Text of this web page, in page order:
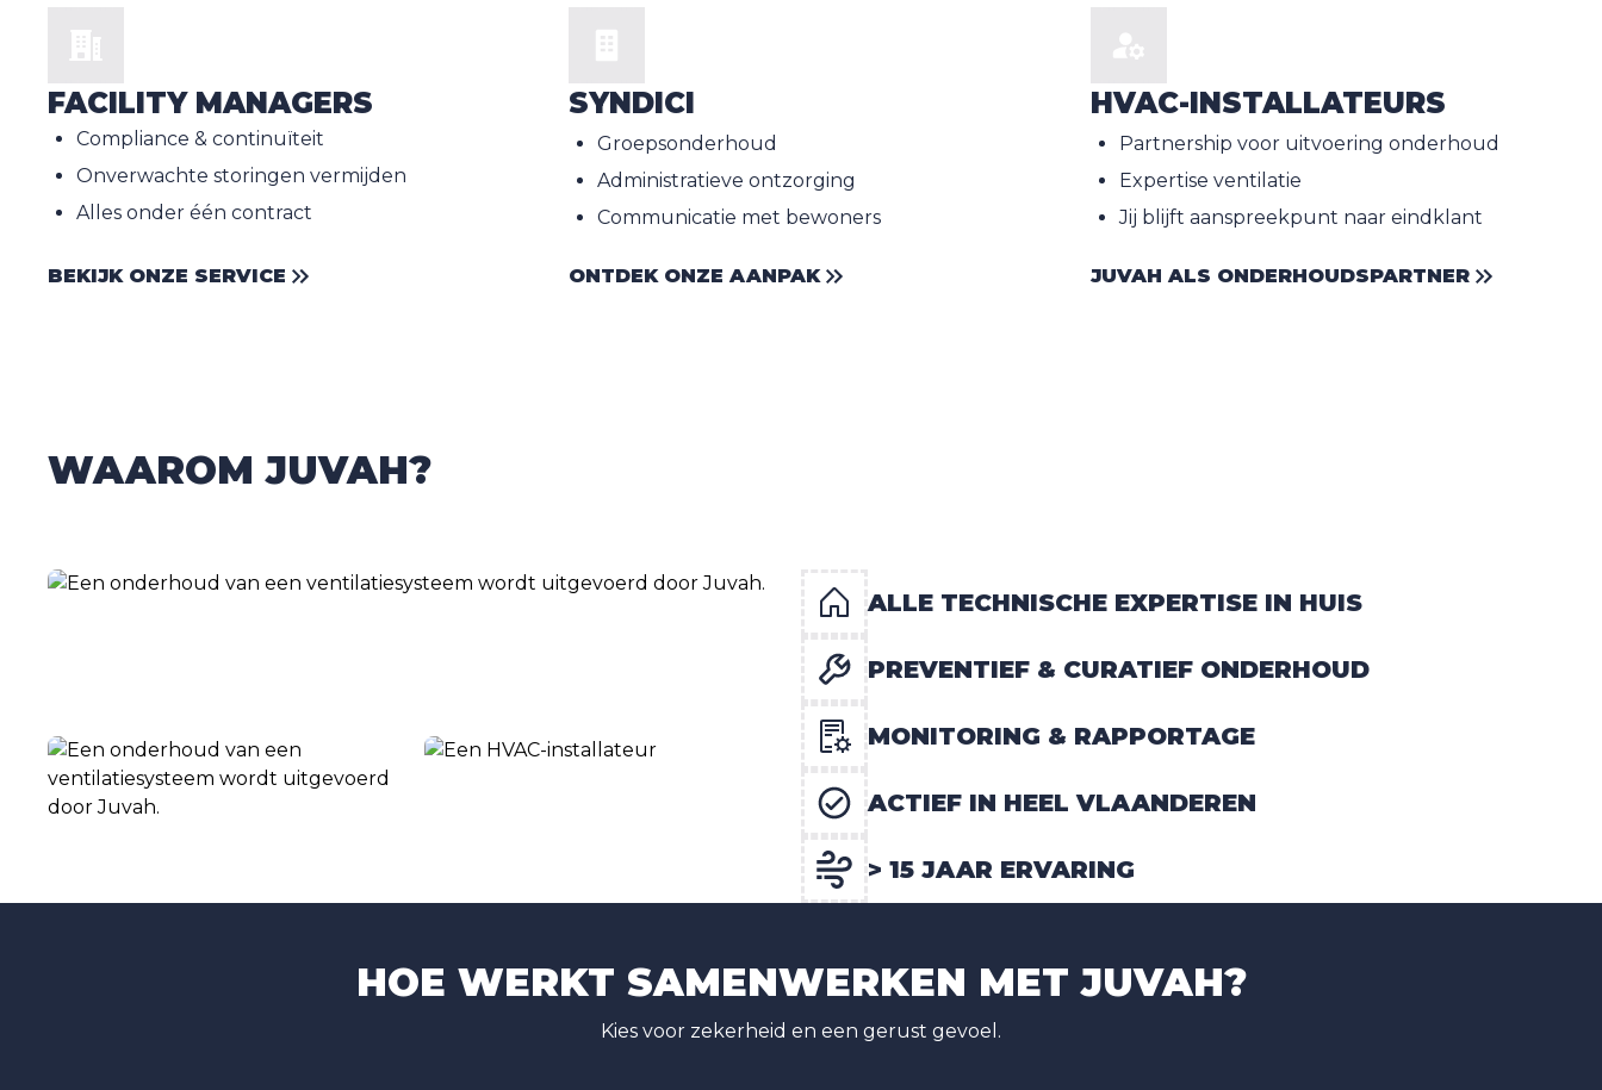
FACILITY MANAGERS
Compliance & continuïteit
Onverwachte storingen vermijden
Alles onder één contract
BEKIJK ONZE SERVICE
SYNDICI
Groepsonderhoud
Administratieve ontzorging
Communicatie met bewoners
ONTDEK ONZE AANPAK
HVAC-INSTALLATEURS
Partnership voor uitvoering onderhoud
Expertise ventilatie
Jij blijft aanspreekpunt naar eindklant
JUVAH ALS ONDERHOUDSPARTNER
WAAROM JUVAH?
ALLE TECHNISCHE EXPERTISE IN HUIS
PREVENTIEF & CURATIEF ONDERHOUD
MONITORING & RAPPORTAGE
ACTIEF IN HEEL VLAANDEREN
> 15 JAAR ERVARING
HOE WERKT SAMENWERKEN MET JUVAH?
Kies voor zekerheid en een gerust gevoel.